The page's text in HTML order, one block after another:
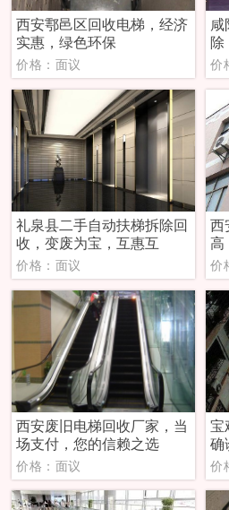
西安鄠邑区回收电梯，经济
实惠，绿色环保
价格：面议
咸
除
价
礼泉县二手自动扶梯拆除回
收，变废为宝，互惠互
价格：面议
西
高
价
西安废旧电梯回收厂家，当
场支付，您的信赖之选
价格：面议
宝
确
价